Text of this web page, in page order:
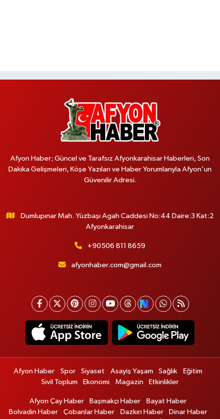
Afyon Haber; Güncel ve Tarafsız Afyonkarahisar Haberleri, Son
Dakika Gelişmeleri, Köşe Yazıları ve Haber Yorumlarıyla Afyon'un
Güvenilir Adresi.
Dumlupınar Mah. Yüzbaşı Agah Caddesi No:44 Daire:3 Kat:2
Afyonkarahisar
+90506 811 8659
afyonhaber.com@gmail.com
Afyon Haber Spor Siyaset Asayiş Yaşam Sağlık
Eğitim
Sivil Toplum
Ekonomi Magazin Etkinlikler
Afyon Çay Haber Başmakçı Haber
Bayat Haber
Bolvadin Haber
Çobanlar Haber Dazkırı Haber Dinar Haber